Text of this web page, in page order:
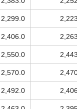
2,299.0
2,406.0
2,550.0
2,570.0
2,492.0